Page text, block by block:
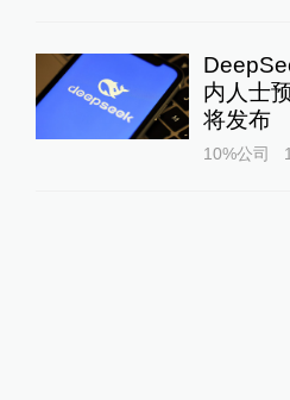
内人士
将发布
10%公司